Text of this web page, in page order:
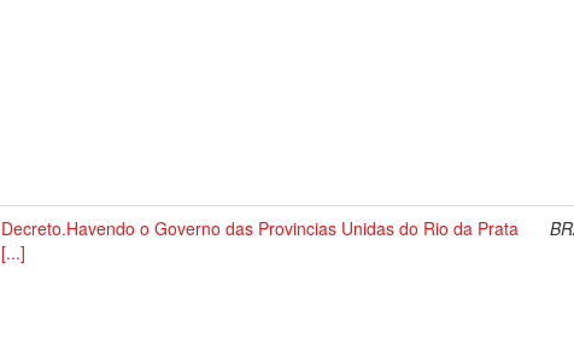
Decreto.Havendo o Governo das Provincias Unidas do Rio da Prata
[...]